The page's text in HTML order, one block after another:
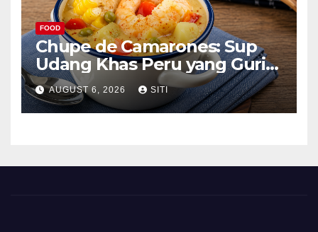
FOOD
Chupe de Camarones: Sup
Udang Khas Peru yang Gurih
Lezat
AUGUST 6, 2026 SITI